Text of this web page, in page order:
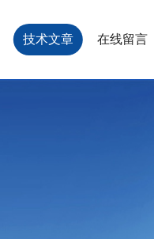
技术文章 在线留言